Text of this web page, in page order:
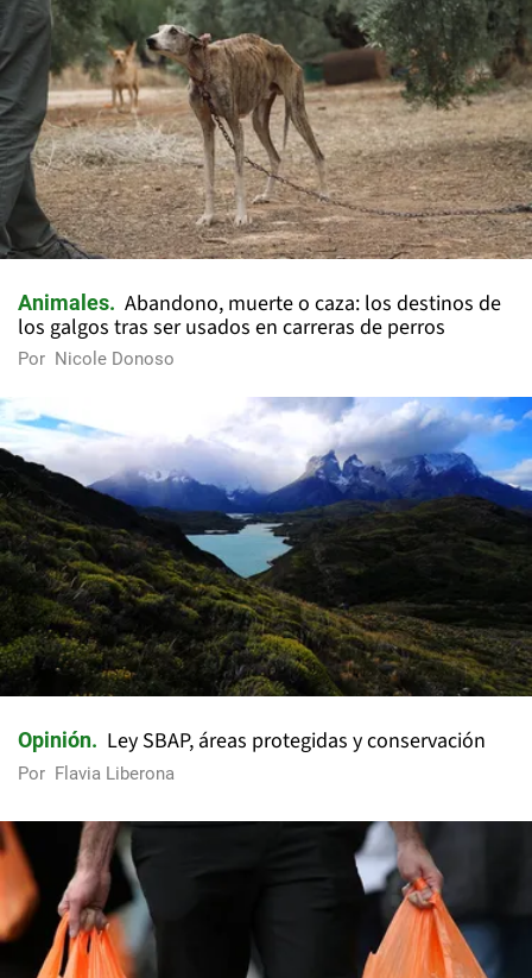
Animales
Abandono, muerte o caza: los destinos de
los galgos tras ser usados en carreras de perros
Por Nicole Donoso
Opinión Ley SBAP, áreas protegidas y conservación
Por Flavia Liberona